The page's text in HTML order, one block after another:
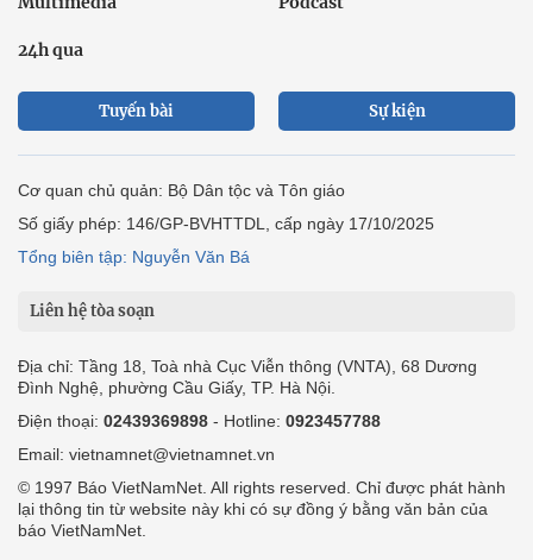
24h qua
Tuyến bài Sự kiện
Cơ quan chủ quản: Bộ Dân tộc và Tôn giáo
Số giấy phép: 146/GP-BVHTTDL, cấp ngày 17/10/2025
Tổng biên tập: Nguyễn Văn Bá
Liên hệ tòa soạn
Địa chỉ: Tầng 18, Toà nhà Cục Viễn thông (VNTA), 68 Dương
Đình Nghệ, phường Cầu Giấy, TP. Hà Nội.
Điện thoại: 02439369898 - Hotline: 0923457788
Email: vietnamnet@vietnamnet.vn
© 1997 Báo VietNamNet. All rights reserved. Chỉ được phát hành
lại thông tin từ website này khi có sự đồng ý bằng văn bản của
báo VietNamNet.